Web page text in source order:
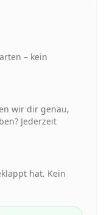
– kein
wir dir genau,
Jederzeit
hat. Kein